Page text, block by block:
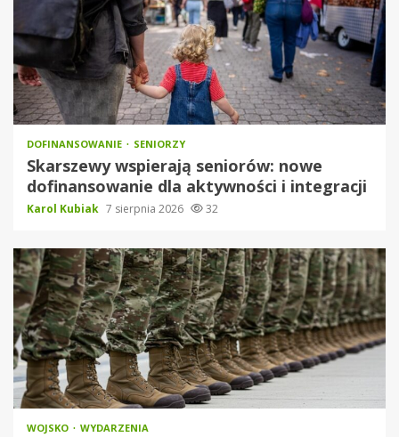
DOFINANSOWANIE SENIORZY
Skarszewy wspierają seniorów: nowe
dofinansowanie dla aktywności i integracji
Karol Kubiak 7 sierpnia 2026 32
WOJSKO WYDARZENIA